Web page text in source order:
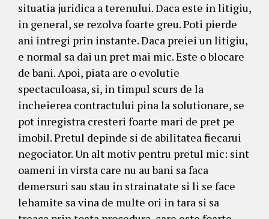
situatia juridica a terenului. Daca este in litigiu,
in general, se rezolva foarte greu. Poti pierde
ani intregi prin instante. Daca preiei un litigiu,
e normal sa dai un pret mai mic. Este o blocare
de bani. Apoi, piata are o evolutie
spectaculoasa, si, in timpul scurs de la
incheierea contractului pina la solutionare, se
pot inregistra cresteri foarte mari de pret pe
imobil. Pretul depinde si de abilitatea fiecarui
negociator. Un alt motiv pentru pretul mic: sint
oameni in virsta care nu au bani sa faca
demersuri sau stau in strainatate si li se face
lehamite sa vina de multe ori in tara si sa